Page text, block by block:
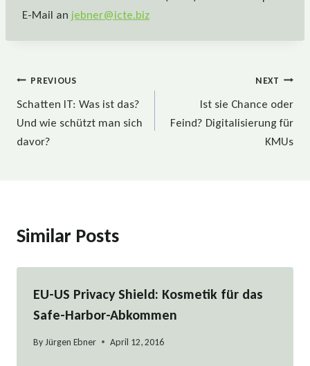
E-Mail an jebner@icte.biz
Beitragsnavigation
PREVIOUS
Schatten IT: Was ist das?
Und wie schützt man sich
davor?
NEXT
Ist sie Chance oder
Feind? Digitalisierung für
KMUs
Similar Posts
EU-US Privacy Shield: Kosmetik für das
Safe-Harbor-Abkommen
ByJürgen Ebner April 12, 2016